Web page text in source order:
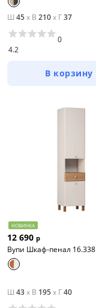
Ш 45x В 210x Г37
4.2
0
В корзину
НОВИНКА
12 690 р
Вупи Шкаф-пенал 16.338
Ш 43x В 195x Г40